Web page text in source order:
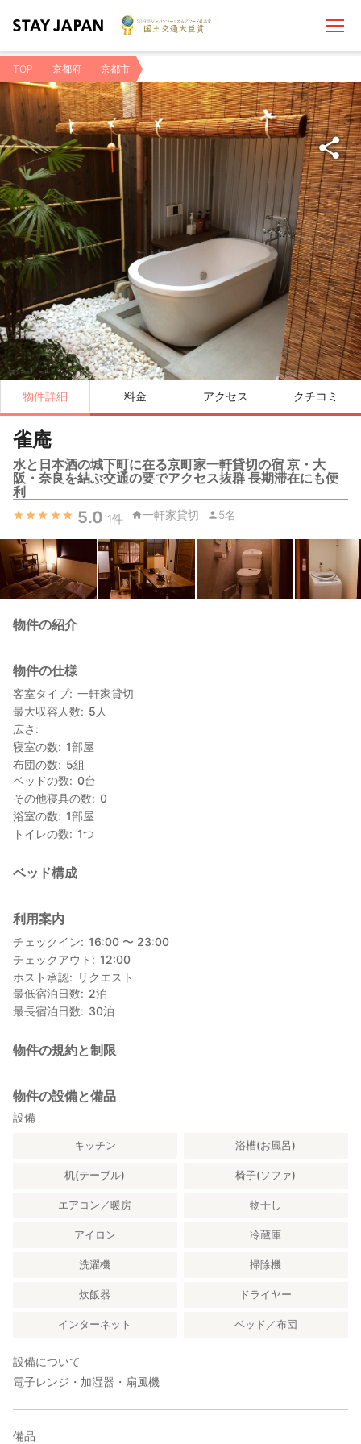
TOP 京都府 京都市
物件詳細 料金 アクセス クチコミ
雀庵
水と日本酒の城下町に在る京町家一軒貸切の宿 京・大
阪・奈良を結ぶ交通の要でアクセス抜群 長期滞在にも便
利
5.0 1件 一軒家貸切 5名
物件の紹介
物件の仕様
客室タイプ 一軒家貸切
最大収容人数
5 人
広さ
寝室の数
1部屋
布団の数
5組
ベッドの数
0台
その他寝具の数
0
浴室の数
1部屋
トイレの数
1つ
ベッド構成
利用案内
チェックイン
16:00 〜 23:00
チェックアウト
12:00
ホスト承認
リクエスト
最低宿泊日数
2泊
最長宿泊日数
30泊
物件の規約と制限
物件の設備と備品
設備
キッチン 浴槽(お風呂)
机(テーブル) 椅子(ソファ)
エアコン／暖房 物干し
アイロン 冷蔵庫
洗濯機 掃除機
炊飯器 ドライヤー
インターネット ベッド／布団
設備について
電子レンジ・加湿器・扇風機
備品